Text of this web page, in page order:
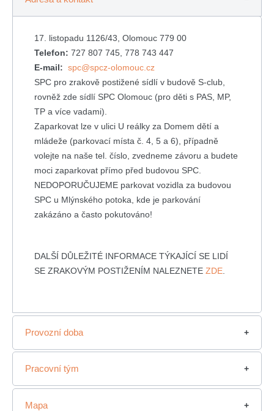
17. listopadu 1126/43, Olomouc 779 00
Telefon: 727 807 745, 778 743 447
E-mail: spc@spcz-olomouc.cz
SPC pro zrakově postižené sídlí v budově S-club,
rovněž zde sídlí SPC Olomouc (pro děti s PAS, MP,
TP a více vadami).
Zaparkovat lze v ulici U reálky za Domem dětí a
mládeže (parkovací místa č. 4, 5 a 6), případně
volejte na naše tel. číslo, zvedneme závoru a budete
moci zaparkovat přímo před budovou SPC.
NEDOPORUČUJEME parkovat vozidla za budovou
SPC u Mlýnského potoka, kde je parkování
zakázáno a často pokutováno!
DALŠÍ DŮLEŽITÉ INFORMACE TÝKAJÍCÍ SE LIDÍ
SE ZRAKOVÝM POSTIŽENÍM NALEZNETE ZDE
Provozní doba
Pracovní tým
Mapa